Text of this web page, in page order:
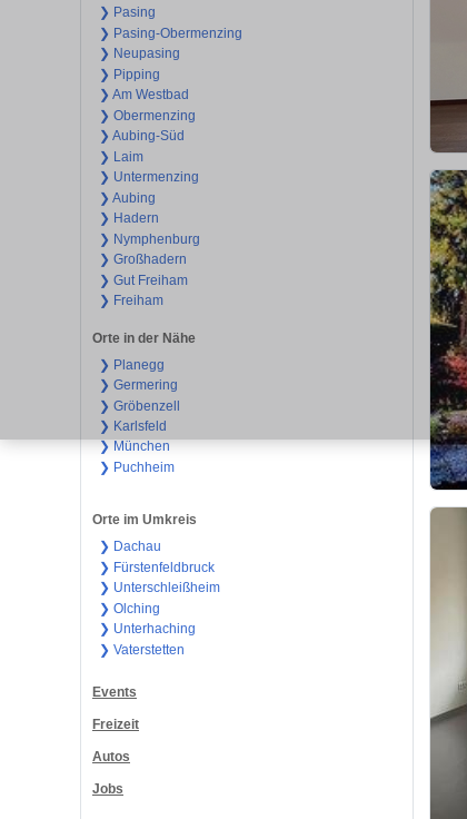
❯ Pasing
❯ Pasing-Obermenzing
❯ Neupasing
❯ Pipping
❯ Am Westbad
❯ Obermenzing
❯ Aubing-Süd
❯ Laim
❯ Untermenzing
❯ Aubing
❯ Hadern
❯ Nymphenburg
❯ Großhadern
❯ Gut Freiham
❯ Freiham
Orte in der Nähe
❯ Planegg
❯ Germering
❯ Gröbenzell
❯ Karlsfeld
❯ München
❯ Puchheim
Orte im Umkreis
❯ Dachau
❯ Fürstenfeldbruck
❯ Unterschleißheim
❯ Olching
❯ Unterhaching
❯ Vaterstetten
Events
Freizeit
Autos
Jobs